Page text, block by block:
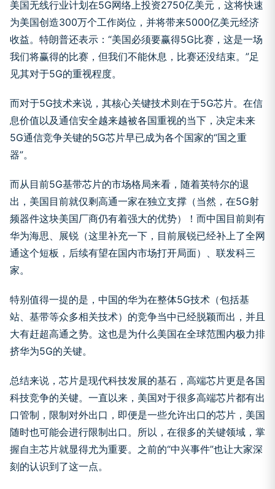
美国无线行业计划在5G网络上投资2750亿美元，这将快速
为美国创造300万个工作岗位，并将带来5000亿美元经济
收益。特朗普还表示：“美国必须要赢得5G比赛，这是一场
我们将赢得的比赛，但我们不能休息，比赛还没结束。”足
见其对于5G的重视程度。
而对于5G技术来说，其核心关键技术则在于5G芯片。在信
息价值以及通信安全越来越被各国重视的当下，决定未来
5G通信竞争关键的5G芯片早已成为各个国家的“国之重
器”。
而从目前5G基带芯片的市场格局来看，随着英特尔的退
出，美国目前就仅剩高通一家在独立支撑（当然，在5G射
频器件这块美国厂商仍有着强大的优势）！而中国目前则有
华为海思、展锐（这里补充一下，目前展锐已经补上了全网
通这个短板，后续有望在国内市场打开局面）、联发科三
家。
特别值得一提的是，中国的华为在整体5G技术（包括基
站、基带等众多相关技术）的竞争当中已经脱颖而出，并且
大有赶超高通之势。这也是为什么美国在全球范围内极力排
挤华为5G的关键。
总结来说，芯片是现代科技发展的基石，高端芯片更是各国
科技竞争的关键。一直以来，美国对于很多高端芯片都有出
口管制，限制对外出口，即便是一些允许出口的芯片，美国
随时也可能会进行限制出口。所以，在很多的关键领域，掌
握自主芯片就显得尤为重要。之前的“中兴事件”也让大家深
刻的认识到了这一点。